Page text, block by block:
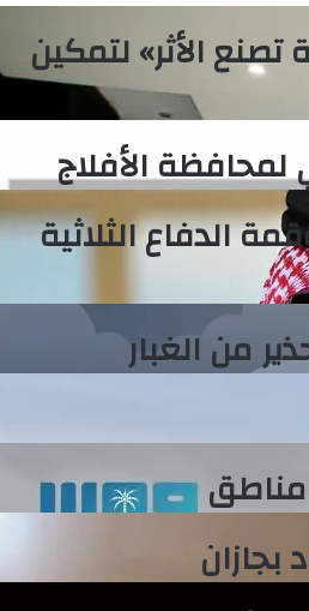
الأثر» لتمكين
الأفلاج
الدفاع الثلاثية
من الغبار